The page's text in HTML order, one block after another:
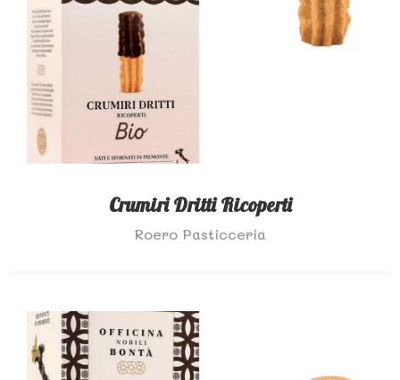
Crumiri Dritti Ricoperti
Roero Pasticceria